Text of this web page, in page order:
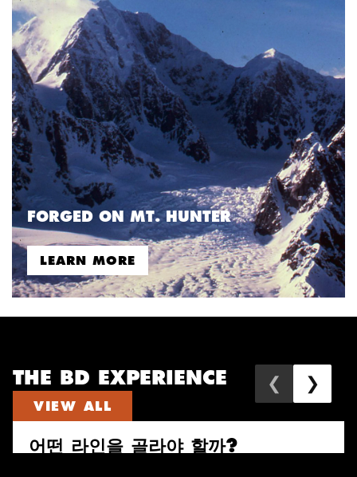
FORGED ON MT. HUNTER
LEARN MORE
THE BD EXPERIENCE
VIEW ALL
❮ ❯
어떤 라인을 골라야 할까?